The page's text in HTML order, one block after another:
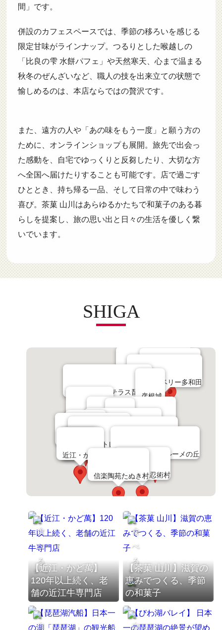
間」です。
併設のカフェスペースでは、季節の移ろいを感じる
限定甘味がラインナップ。つるりとした喉越しの
「比良の雫 水餅パフェ」や天然寒天、心まで温まる
秋冬のぜんざいなど、職人の技を出来立ての状態で
愉しめるのは、本店ならではの贅沢です。
また、遠方の人や「あの味をもう一度」と願う方の
ために、オンラインショップも展開。旅先で出会っ
た感動を、自宅でゆっくりと反芻したり、大切な方
へ全国へ届けたりすることも可能です。店で過ごす
ひととき、持ち帰る一品、そして日常の中で味わう
喜び。茶菓 山川はあらゆるかたちで和菓子のある暮
らしを提案し、旅の思い出と日々の生活を優しく繋
いでいます。
SHIGA
茶菓 山川
甲賀の里 忍術村
滋賀県立安土城考古博物館
ローザンベリー多和田
レイクサイドテラス琵琶湖
滋賀県立琵琶湖博物館
びわ湖バレイ
滋賀農業公園ブルーメの丘
信楽陶苑たぬき村
三井アウトレットパーク滋賀竜王
近江・かど萬
琵琶湖汽船
八幡堀
彦根城
食べる
【近江・かど萬】
120年以上続く、老
舗の近江牛専門店
食べる
買う
【茶菓 山川】滋賀の
恵みでつくる、季節
の和菓子